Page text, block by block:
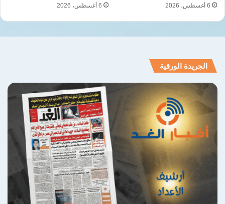
6 أغسطس، 2026 6 أغسطس، 2026
الجريدة الورقية